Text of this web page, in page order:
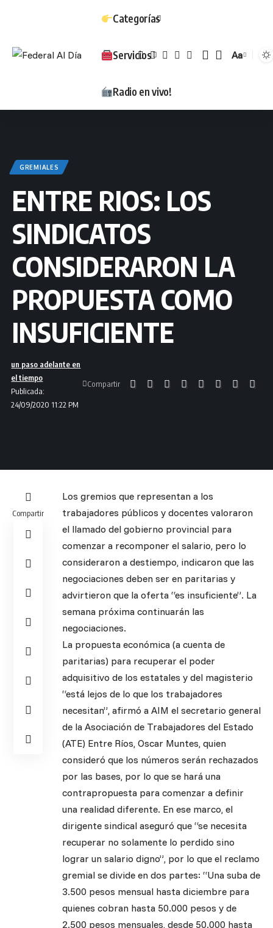
Categorías
Servicios
Radio en vivo!
Tamaño
Aa
GREMIALES
ENTRE RIOS: LOS
SINDICATOS
CONSIDERARON LA
PROPUESTA COMO
INSUFICIENTE
Publicada:
24/09/2020 11:22 PM
un paso adelante en
el tiempo
Compartir
Compartir
Los gremios que representan a los
trabajadores públicos y docentes valoraron
el llamado del gobierno provincial para
comenzar a recomponer el salario, pero lo
consideraron a destiempo, indicaron que las
negociaciones deben ser en paritarias y
advirtieron que la oferta “es insuficiente”. La
semana próxima continuarán las
negociaciones.
La propuesta económica (a cuenta de
paritarias) para recuperar el poder
adquisitivo de los estatales y del magisterio
“está lejos de lo que los trabajadores
necesitan”, afirmó a AIM el secretario general
de la Asociación de Trabajadores del Estado
(ATE) Entre Ríos, Oscar Muntes, quien
consideró que los números serán rechazados
por las bases, por lo que se hará una
contrapropuesta para comenzar a definir
una realidad diferente. En ese marco, el
dirigente sindical aseguró que “se necesita
recuperar no solamente lo perdido sino
lograr un salario digno”, por lo que el reclamo
gremial se divide en dos partes: “Una suba de
3.500 pesos mensual hasta diciembre para
quienes cobran hasta 50.000 pesos y de
2.500 pesos mensuales, desde 50.000 hasta